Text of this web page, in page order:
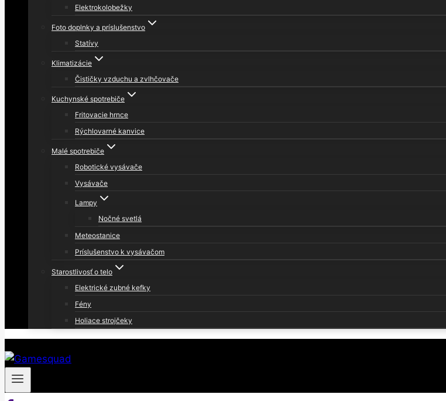
Elektrokolobežky
Foto doplnky a príslušenstvo
Statívy
Klimatizácie
Čističky vzduchu a zvlhčovače
Kuchynské spotrebiče
Fritovacie hrnce
Rýchlovarné kanvice
Malé spotrebiče
Robotické vysávače
Vysávače
Lampy
Nočné svetlá
Meteostanice
Príslušenstvo k vysávačom
Starostlivosť o telo
Elektrické zubné kefky
Fény
Holiace strojčeky